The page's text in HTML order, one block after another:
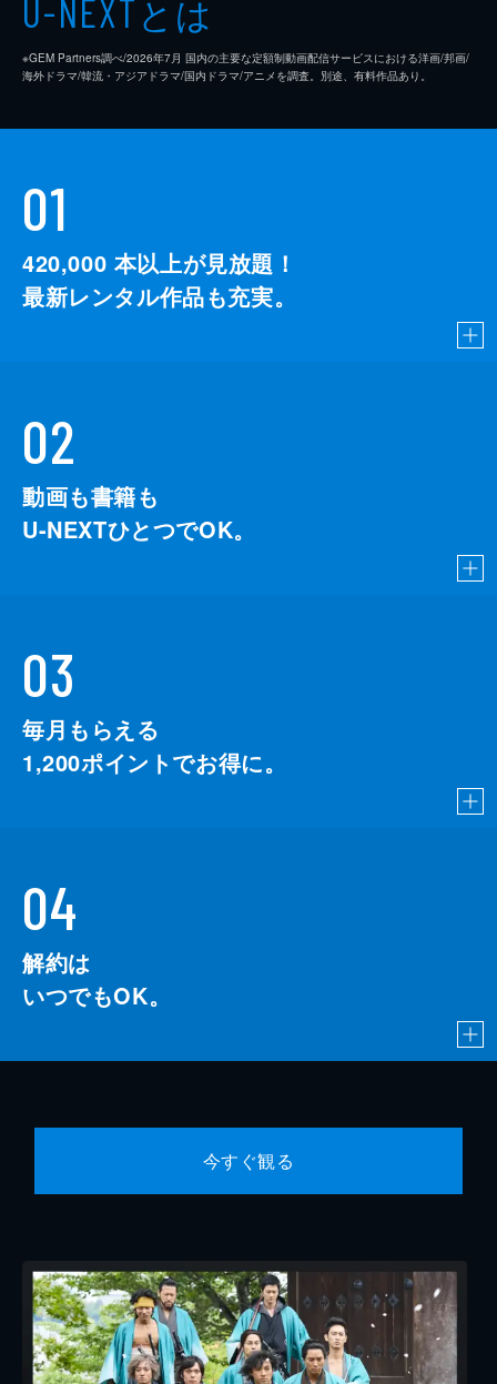
U-NEXTとは
※GEM Partners調べ/2026年7⽉ 国内の主要な定額制動画配信サービスにおける洋画/邦画/
海外ドラマ/韓流・アジアドラマ/国内ドラマ/アニメを調査。別途、有料作品あり。
01
420,000 本以上が見放題！
最新レンタル作品も充実。
02
動画も書籍も
U-NEXTひとつでOK。
03
毎月もらえる
1,200ポイントでお得に。
04
解約は
いつでもOK。
今すぐ観る